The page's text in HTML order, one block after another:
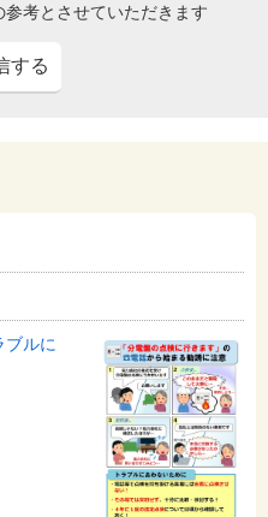
考とさせていただきます
ブルに